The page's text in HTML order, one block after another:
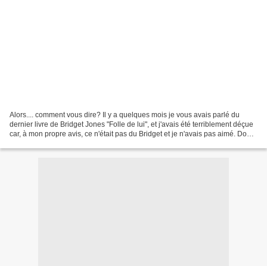
Alors.... comment vous dire? Il y a quelques mois je vous avais parlé du
dernier livre de Bridget Jones "Folle de lui", et j'avais été terriblement déçue
car, à mon propre avis, ce n'était pas du Bridget et je n'avais pas aimé. Donc,